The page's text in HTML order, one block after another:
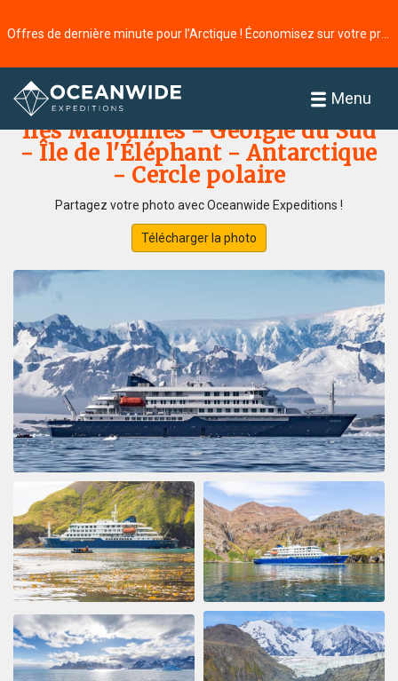
Menu
Accueil
Îles Malouines - Géorgie du Sud
- Île de l'Éléphant - Antarctique
- Cercle polaire
Partagez votre photo avec Oceanwide Expeditions !
Télécharger la photo